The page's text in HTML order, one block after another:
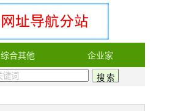
综合其他 企业家